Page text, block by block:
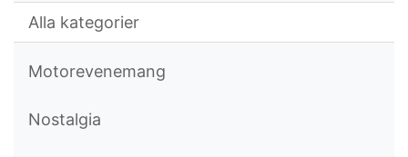
Alla kategorier
Motorevenemang
Nostalgia